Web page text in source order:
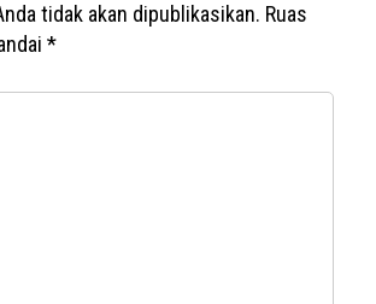
tidak akan dipublikasikan. Ruas
*